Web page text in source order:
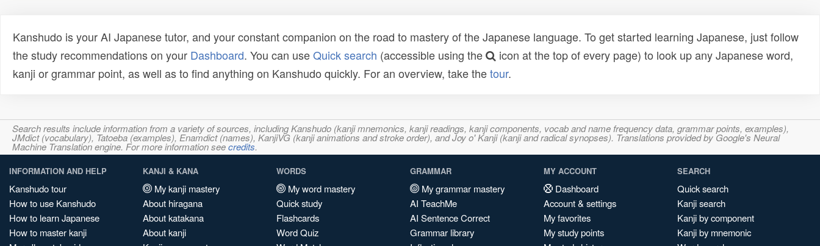
Kanshudo is your AI Japanese tutor, and your constant companion on the road to mastery of the Japanese language. To get started learning Japanese, just follow
the study recommendations on your Dashboard. You can useQuick search (accessible using the
icon at the top of every page) to look up any Japanese word,
kanji or grammar point, as well as to find anything on Kanshudo quickly. For an overview, take thetour.
Search results include information from a variety of sources, including Kanshudo (kanji mnemonics, kanji readings, kanji components, vocab and name frequency data, grammar points, examples),
JMdict (vocabulary), Tatoeba (examples), Enamdict (names), KanjiVG (kanji animations and stroke order), and Joy o' Kanji (kanji and radical synopses). Translations provided by Google's Neural
Machine Translation engine. For more information seecredits.
INFORMATION AND HELP
Kanshudo tour
How to use Kanshudo
How to learn Japanese
How to master kanji
KANJI & KANA
My kanji mastery
About hiragana
About katakana
About kanji
WORDS
My word mastery
Quick study
Flashcards
Word Quiz
GRAMMAR
My grammar mastery
AI TeachMe
AI Sentence Correct
Grammar library
MY ACCOUNT
Dashboard
Account & settings
My favorites
My study points
SEARCH
Quick search
Kanji search
Kanji by component
Kanji by mnemonic